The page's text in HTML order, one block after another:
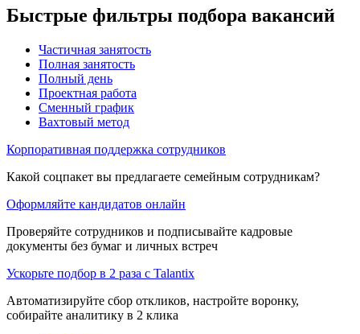
Быстрые фильтры подбора вакансий
Частичная занятость
Полная занятость
Полный день
Проектная работа
Сменный график
Вахтовый метод
Корпоративная поддержка сотрудников
Какой соцпакет вы предлагаете семейным сотрудникам?
Оформляйте кандидатов онлайн
Проверяйте сотрудников и подписывайте кадровые
документы без бумаг и личных встреч
Ускорьте подбор в 2 раза с Talantix
Автоматизируйте сбор откликов, настройте воронку,
собирайте аналитику в 2 клика